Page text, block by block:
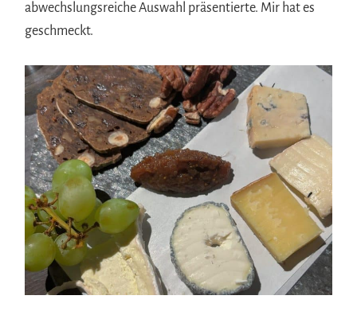
abwechslungsreiche Auswahl präsentierte. Mir hat es
geschmeckt.